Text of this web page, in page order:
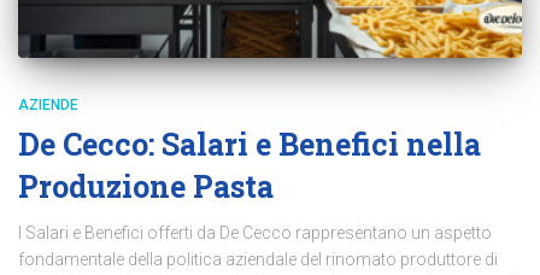
AZIENDE
De Cecco: Salari e Benefici nella
Produzione Pasta
I Salari e Benefici offerti da De Cecco rappresentano un aspetto
fondamentale della politica aziendale del rinomato produttore di